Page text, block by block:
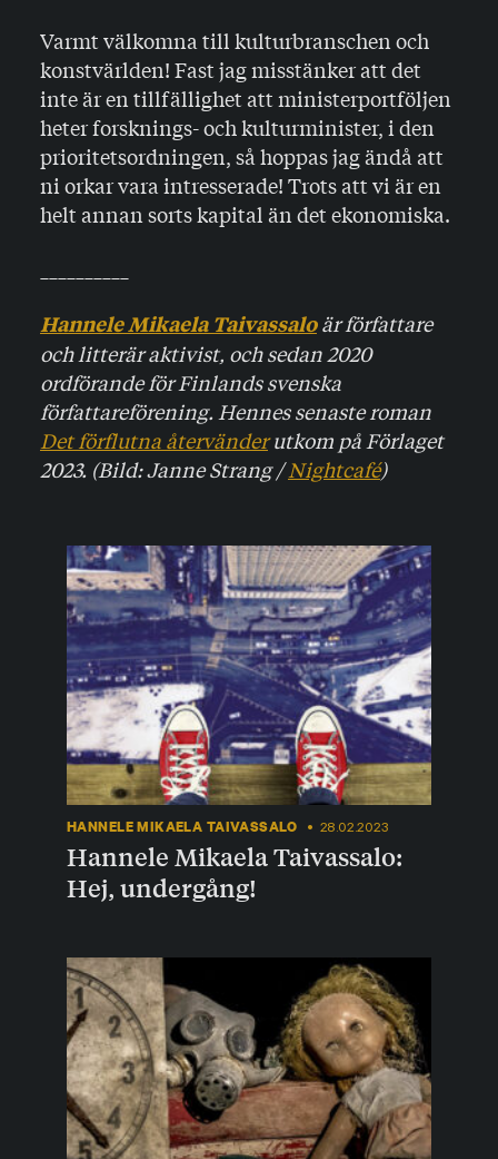
Varmt välkomna till kulturbranschen och
konstvärlden! Fast jag misstänker att det
inte är en tillfällighet att ministerportföljen
heter forsknings- och kulturminister, i den
prioritetsordningen, så hoppas jag ändå att
ni orkar vara intresserade! Trots att vi är en
helt annan sorts kapital än det ekonomiska.
Hannele Mikaela Taivassaloär författare
och litterär aktivist, och sedan 2020
ordförande för Finlands svenska
författareförening. Hennes senaste roman
Det förflutna återvänderutkom på Förlaget
2023. (Bild: Janne Strang /Nightcafé)
HANNELE MIKAELA TAIVASSALO 28.02.2023
Hannele Mikaela Taivassalo:
Hej, undergång!